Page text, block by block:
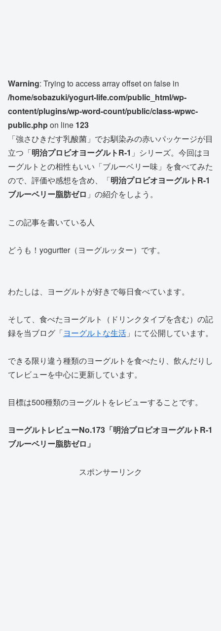
Warning: Trying to access array offset on false in
/home/sobazuki/yogurt-life.com/public_html/wp-
content/plugins/wp-word-count/public/class-wpwc-
public.phpon line 123
「強さひきだす乳酸菌」でお馴染みの赤いパッケージが目
立つ「明治プロビオヨーグルトR-1 」シリーズ。今回はヨ
ーグルトとの相性もいい「ブルーベリー味」を食べてみた
ので、評価や感想を含め、「明治プロビオヨーグルトR-1
ブルーベリー脂肪ゼロ 」の紹介をしよう。
この記事を書いている人
どうも！yogurtter（ヨーグルッター）です。
わたしは、ヨーグルトが好きで毎日食べています。
そして、食べたヨーグルト（ドリンクタイプを含む）の記
録を当ブログ「ヨーグルトな生活 」にて公開しています。
できる限り違う種類のヨーグルトを食べたり、飲んだりし
てレビューを中心に更新しています。
目標は500種類のヨーグルトをレビューすることです。
ヨーグルトレビューNo.173「明治プロビオヨーグルトR-1
ブルーベリー脂肪ゼロ」
スポンサーリンク